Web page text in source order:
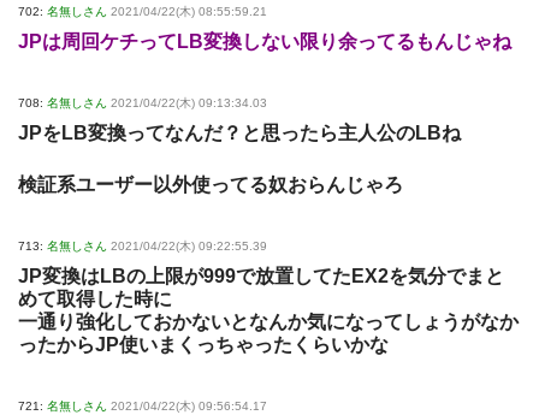
702: 名無しさん 2021/04/22(木) 08:55:59.21
JPは周回ケチってLB変換しない限り余ってるもんじゃね
708: 名無しさん 2021/04/22(木) 09:13:34.03
JPをLB変換ってなんだ？と思ったら主人公のLBね
検証系ユーザー以外使ってる奴おらんじゃろ
713: 名無しさん 2021/04/22(木) 09:22:55.39
JP変換はLBの上限が999で放置してたEX2を気分でまと
めて取得した時に
一通り強化しておかないとなんか気になってしょうがなか
ったからJP使いまくっちゃったくらいかな
721: 名無しさん 2021/04/22(木) 09:56:54.17